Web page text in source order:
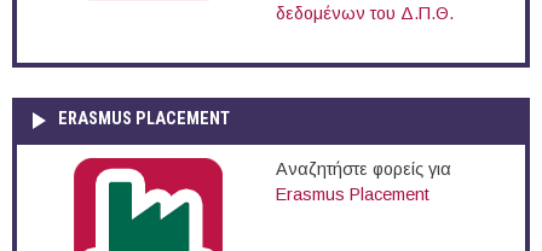
δεδομένων του Δ.Π.Θ.
ERASMUS PLACEMENT
Αναζητήστε φορείς για
Erasmus Placement